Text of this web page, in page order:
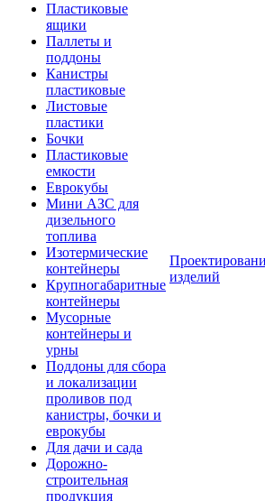
Пластиковые
ящики
Паллеты и
поддоны
Канистры
пластиковые
Листовые
пластики
Бочки
Пластиковые
емкости
Еврокубы
Мини АЗС для
дизельного
топлива
Изотермические
контейнеры
Крупногабаритные
контейнеры
Мусорные
контейнеры и
урны
Поддоны для сбора
и локализации
проливов под
канистры, бочки и
еврокубы
Для дачи и сада
Дорожно-
строительная
продукция
изделий